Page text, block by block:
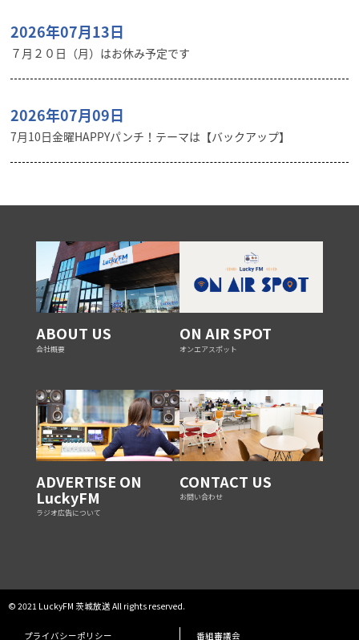
2026年07月13日
７月２０日（月）はお休み予定です
2026年07月09日
7月10日金曜HAPPYパンチ！テーマは【バックアップ】
ABOUT US
会社概要
ON AIR SPOT
オンエアスポット
ADVERTISE ON
LuckyFM
ラジオ広告について
CONTACT US
お問い合わせ
© 2021 LuckyFM 茨城放送 All rights reserved.
プライバシーポリシー 番組審議会